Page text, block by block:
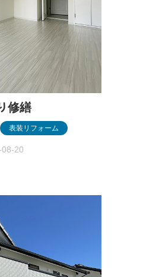
修繕
表装リフォーム
20
施工内容 床開口工
、ハウスクリーニン
アパ…